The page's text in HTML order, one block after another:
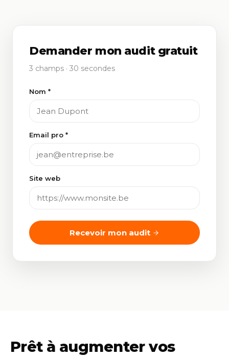
Demander mon audit gratuit
3 champs · 30 secondes
Nom *
Email pro *
Site web
Recevoir mon audit
Prêt à augmenter vos